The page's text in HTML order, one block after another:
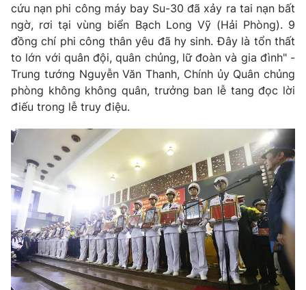
cứu nạn phi công máy bay Su-30 đã xảy ra tai nạn bất
ngờ, rơi tại vùng biển Bạch Long Vỹ (Hải Phòng). 9
đồng chí phi công thân yêu đã hy sinh. Đây là tổn thất
to lớn với quân đội, quân chủng, lữ đoàn và gia đình" -
Trung tướng Nguyễn Văn Thanh, Chính ủy Quân chủng
phòng không không quân, trưởng ban lễ tang đọc lời
điếu trong lễ truy điệu.